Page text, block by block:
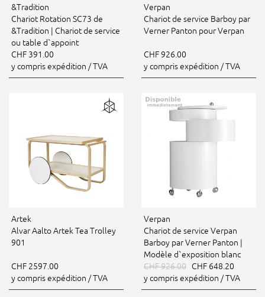
&Tradition
Chariot Rotation SC73 de
&Tradition | Chariot de service
ou table d`appoint
CHF 391.00
y compris expédition / TVA
Verpan
Chariot de service Barboy par
Verner Panton pour Verpan
CHF 926.00
y compris expédition / TVA
Artek
Alvar Aalto Artek Tea Trolley
901
CHF 2597.00
y compris expédition / TVA
Verpan
Chariot de service Verpan
Barboy par Verner Panton |
Modèle d`exposition blanc
CHF 926.00 CHF 648.20
y compris expédition / TVA